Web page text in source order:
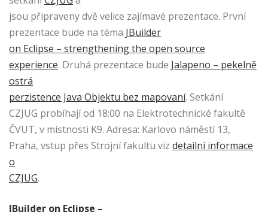
jsou připraveny dvě velice zajímavé prezentace. První
prezentace bude na téma JBuilder
on Eclipse – strengthening the open source
experience. Druhá prezentace bude Jalapeno – pekelně
ostrá
perzistence Java Objektu bez mapovaní. Setkání
CZJUG probíhají od 18:00 na Elektrotechnické fakultě
ČVUT, v místnosti K9. Adresa: Karlovo náměstí 13,
Praha, vstup přes Strojní fakultu viz detailní informace
o
CZJUG.
JBuilder on Eclipse –